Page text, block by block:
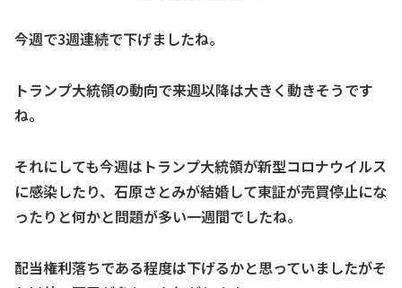
今週で3週連続で下げましたね。
トランプ大統領の動向で来週以降は大きく動きそうです
ね。
それにしても今週はトランプ大統領が新型コロナウイルス
に感染したり、石原さとみが結婚して東証が売買停止にな
ったりと何かと問題が多い一週間でしたね。
配当権利落ちである程度は下げるかと思っていましたがそ